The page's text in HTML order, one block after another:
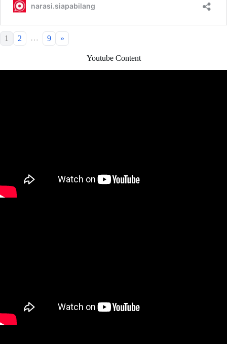
1 2 … 9 »
Youtube Content